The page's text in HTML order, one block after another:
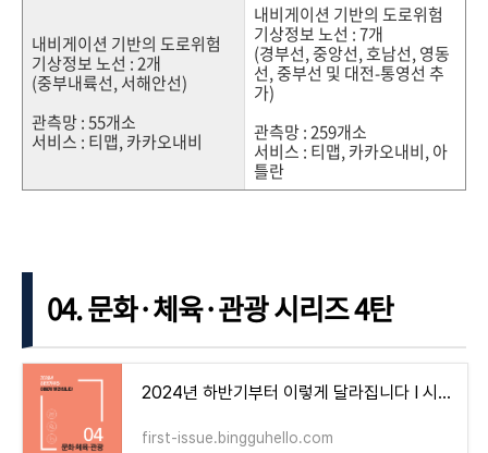
내비게이션 기반의 도로위험
기상정보 노선 : 2개
(중부내륙선, 서해안선)
관측망 : 55개소
서비스 : 티맵, 카카오내비
내비게이션 기반의 도로위험
기상정보 노선 : 7개
(경부선, 중앙선, 호남선, 영동
선, 중부선 및 대전-통영선 추
가)
관측망 : 259개소
서비스 : 티맵, 카카오내비, 아
틀란
04. 문화·체육·관광 시리즈 4탄
2024년 하반기부터 이렇게 달라집니다 I 시리즈 4 편 : 문화·체육·관광
first-issue.bingguhello.com